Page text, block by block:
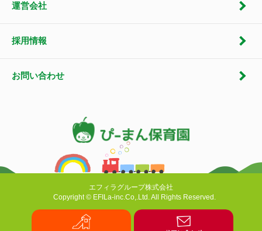
運営会社
採用情報
お問い合わせ
エフィラグループ株式会社
Copyright © EFILa-inc.Co,.Ltd. All Rights Reserved.